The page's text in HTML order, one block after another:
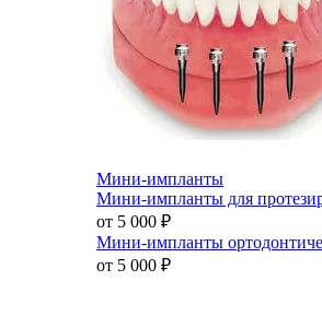
Мини-импланты
Мини-импланты для
от 5 000 ₽
Мини-импланты
от 5 000 ₽